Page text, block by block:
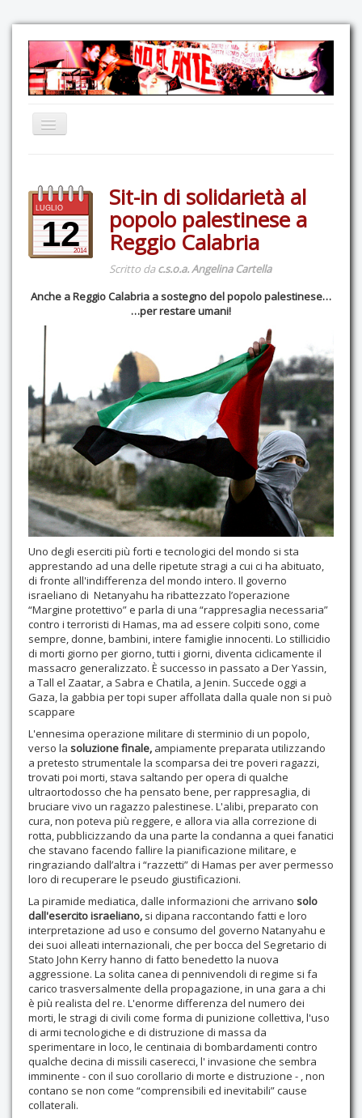
Comunicazione
Eventi
GAS Felce & Mirtillo
Ricostruiamo il Cartella!
Mediateca
Autoproduzioni
Contatti
LUGLIO
122014
Sit-in di solidarietà al
popolo palestinese a
Reggio Calabria
Scritto dac.s.o.a. Angelina Cartella
Anche a Reggio Calabria a sostegno del popolo palestinese…
…per restare umani!
Uno degli eserciti più forti e tecnologici del mondo si sta
apprestando ad una delle ripetute stragi a cui ci ha abituato,
di fronte all'indifferenza del mondo intero. Il governo
israeliano di Netanyahu ha ribattezzato l’operazione
“Margine protettivo” e parla di una “rappresaglia necessaria”
contro i terroristi di Hamas, ma ad essere colpiti sono, come
sempre, donne, bambini, intere famiglie innocenti. Lo stillicidio
di morti giorno per giorno, tutti i giorni, diventa ciclicamente il
massacro generalizzato. È successo in passato a Der Yassin,
a Tall el Zaatar, a Sabra e Chatila, a Jenin. Succede oggi a
Gaza, la gabbia per topi super affollata dalla quale non si può
scappare
L'ennesima operazione militare di sterminio di un popolo,
verso la soluzione finale, ampiamente preparata utilizzando
a pretesto strumentale la scomparsa dei tre poveri ragazzi,
trovati poi morti, stava saltando per opera di qualche
ultraortodosso che ha pensato bene, per rappresaglia, di
bruciare vivo un ragazzo palestinese. L'alibi, preparato con
cura, non poteva più reggere, e allora via alla correzione di
rotta, pubblicizzando da una parte la condanna a quei fanatici
che stavano facendo fallire la pianificazione militare, e
ringraziando dall’altra i “razzetti” di Hamas per aver permesso
loro di recuperare le pseudo giustificazioni.
La piramide mediatica, dalle informazioni che arrivano solo
dall'esercito israeliano, si dipana raccontando fatti e loro
interpretazione ad uso e consumo del governo Natanyahu e
dei suoi alleati internazionali, che per bocca del Segretario di
Stato John Kerry hanno di fatto benedetto la nuova
aggressione. La solita canea di pennivendoli di regime si fa
carico trasversalmente della propagazione, in una gara a chi
è più realista del re. L'enorme differenza del numero dei
morti, le stragi di civili come forma di punizione collettiva, l'uso
di armi tecnologiche e di distruzione di massa da
sperimentare in loco, le centinaia di bombardamenti contro
qualche decina di missili caserecci, l' invasione che sembra
imminente - con il suo corollario di morte e distruzione - , non
contano se non come “comprensibili ed inevitabili” cause
collaterali.